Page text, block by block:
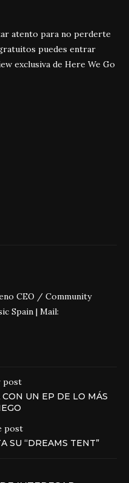
atento para no perderte
puedes entrar
exclusiva de Here We Go
CEO / Community
Spain | Mail:
post
UN EP DE LO MÁS
post
SU “DREAMS TENT”